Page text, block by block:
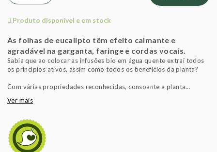
Produto disponível e em stock
As folhas de eucalipto têm efeito calmante e
agradável na garganta, faringe e cordas vocais.
Sabia que ao colocar as infusões bio em água quente extrai todos
os princípios ativos, assim como todos os benefícios da planta?
Com várias propriedades reconhecidas, consoante a planta
simplesmente, contribuir para um agradável e refrescante
reconfortante em dias frios. Beba uma todos os dias.
Ver mais